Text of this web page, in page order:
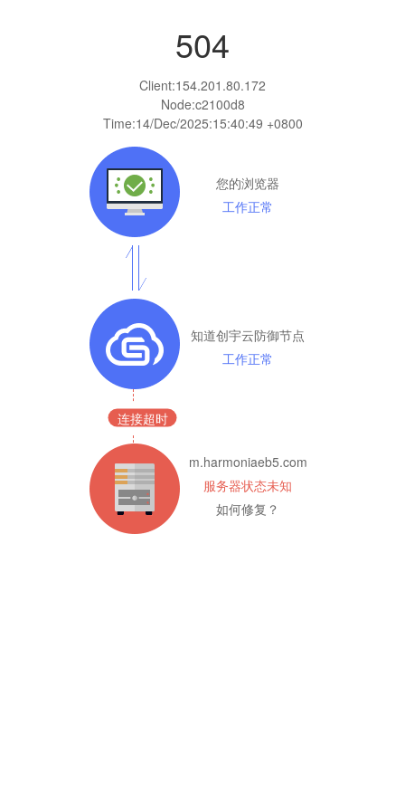
504
Client:154.201.80.172
Node:c2100d8
Time:14/Dec/2025:15:40:49 +0800
您的浏览器
工作正常
知道创宇云防御节点
工作正常
连接超时
m.harmoniaeb5.com
服务器状态未知
如何修复？